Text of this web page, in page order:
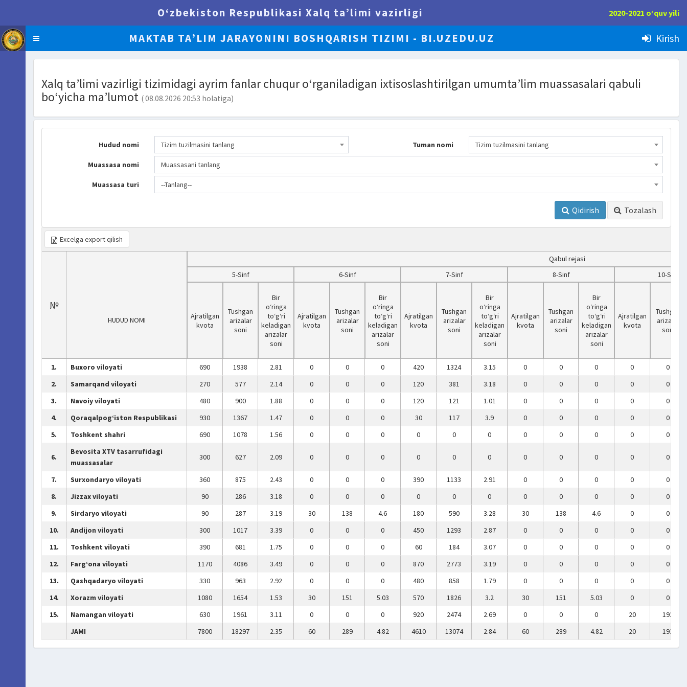
O‘zbekiston Respublikasi Xalq ta’limi vazirligi 2020-2021 o‘quv yili
BI.UZEDU.UZ
MAKTAB TA’LIM JARAYONINI BOSHQARISH TIZIMI - BI.UZEDU.UZ Kirish
Xalq ta’limi vazirligi tizimidagi ayrim fanlar chuqur o‘rganiladigan ixtisoslashtirilgan umumta’lim muassasalari qabuli
bo‘yicha ma’lumot ( 08.08.2026 20:53 holatiga)
Hudud nomi Tizim tuzilmasini tanlang Tuman nomi Tizim tuzilmasini tanlang
Muassasa nomi Muassasani tanlang
Muassasa turi --Tanlang--
Qidirish Tozalash
Excelga export qilish
№
Qabul rejasi
5-Sinf
6-Sinf 7-Sinf 8-Sinf 10-Sinf
HUDUD NOMI
Ajratilgan
kvota
Tushgan
arizalar
soni
Bir
o‘ringa
to‘g‘ri
keladigan
arizalar
soni
Ajratilgan
kvota
Tushgan
arizalar
soni
Bir
o‘ringa
to‘g‘ri
keladigan
arizalar
soni
Ajratilgan
kvota
Tushgan
arizalar
soni
Bir
o‘ringa
to‘g‘ri
keladigan
arizalar
soni
Ajratilgan
kvota
Tushgan
arizalar
soni
Bir
o‘ringa
to‘g‘ri
keladigan
arizalar
soni
Ajratilgan
kvota
Tushgan
arizalar
soni
1. Buxoro viloyati 690 1938 2.81 0 0 0 420 1324 3.15 0 0 0 0
0
2.
Samarqand viloyati 270 577 2.14 0 0 0 120 381 3.18 0 0 0 0
0
3.
Navoiy viloyati 480 900 1.88 0 0 0 120 121 1.01 0 0 0 0
0
4.
Qoraqalpog‘iston Respublikasi 930 1367 1.47 0 0 0 30 117 3.9 0 0 0 0
0
5.
Toshkent shahri 690 1078 1.56 0 0 0 0 0 0 0 0 0 0 0
6.
Bevosita XTV tasarrufidagi
muassasalar
300 627 2.09 0 0 0 0 0 0 0 0 0 0 0
7. Surxondaryo viloyati 360 875 2.43 0 0 0 390 1133 2.91 0 0 0 0
0
8.
Jizzax viloyati 90 286 3.18 0 0 0 0 0 0 0 0 0 0
0
9.
Sirdaryo viloyati 90 287 3.19 30 138 4.6 180 590 3.28 30 138 4.6 0
0
10.
Andijon viloyati 300 1017 3.39 0 0 0 450 1293 2.87 0 0 0 0
0
11.
Toshkent viloyati 390 681 1.75 0 0 0 60 184 3.07 0 0 0 0
0
12.
Farg‘ona viloyati 1170 4086 3.49 0 0 0 870 2773 3.19 0 0 0 0
0
13.
Qashqadaryo viloyati 330 963 2.92 0 0 0 480 858 1.79 0 0 0 0
0
14.
Xorazm viloyati 1080 1654 1.53 30 151 5.03 570 1826 3.2 30 151 5.03 0
0
15.
Namangan viloyati 630 1961 3.11 0 0 0 920 2474 2.69 0 0 0 20
193
JAMI
7800 18297 2.35 60 289 4.82 4610 13074 2.84 60 289 4.82 20 193